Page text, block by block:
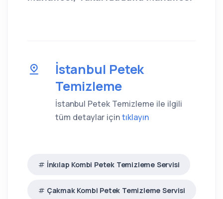
İstanbul Petek
Temizleme
İstanbul Petek Temizleme ile ilgili
tüm detaylar içintıklayın
İnkılap Kombi Petek Temizleme Servisi
Çakmak Kombi Petek Temizleme Servisi